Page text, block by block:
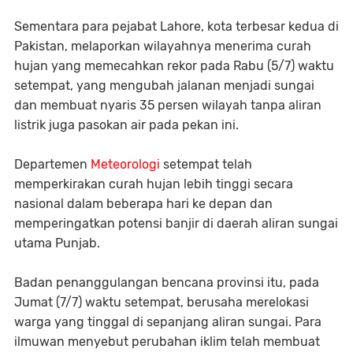
Sementara para pejabat Lahore, kota terbesar kedua di
Pakistan, melaporkan wilayahnya menerima curah
hujan yang memecahkan rekor pada Rabu (5/7) waktu
setempat, yang mengubah jalanan menjadi sungai
dan membuat nyaris 35 persen wilayah tanpa aliran
listrik juga pasokan air pada pekan ini.
Departemen Meteorologi setempat telah
memperkirakan curah hujan lebih tinggi secara
nasional dalam beberapa hari ke depan dan
memperingatkan potensi banjir di daerah aliran sungai
utama Punjab.
Badan penanggulangan bencana provinsi itu, pada
Jumat (7/7) waktu setempat, berusaha merelokasi
warga yang tinggal di sepanjang aliran sungai. Para
ilmuwan menyebut perubahan iklim telah membuat